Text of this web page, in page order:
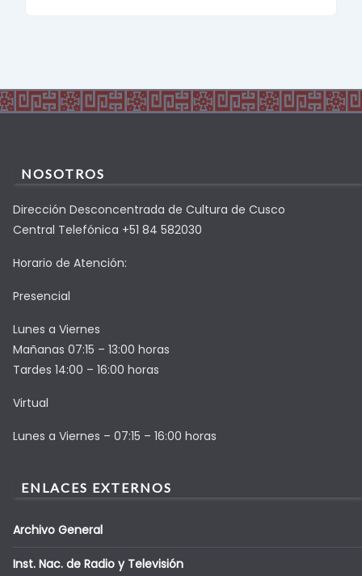
NOSOTROS
Dirección Desconcentrada de Cultura de Cusco
Central Telefónica +51 84 582030
Horario de Atención:
Presencial
Lunes a Viernes
Mañanas 07:15 – 13:00 horas
Tardes 14:00 – 16:00 horas
Virtual
Lunes a Viernes – 07:15 – 16:00 horas
ENLACES EXTERNOS
Archivo General
Inst. Nac. de Radio y Televisión